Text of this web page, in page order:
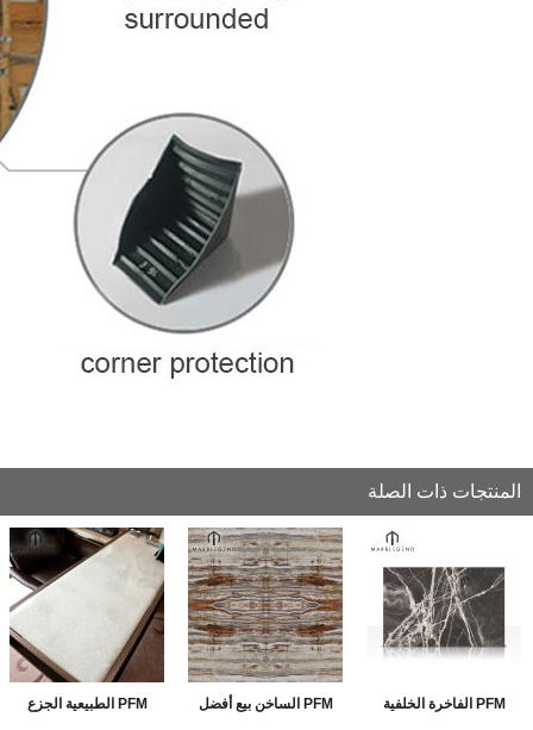
المنتجات ذات الصلة
PFM الفاخرة الخلفية PFM الساخن بيع أفضل PFM الطبيعية الجزع